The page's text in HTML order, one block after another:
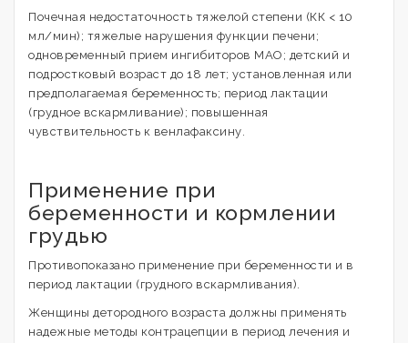
Почечная недостаточность тяжелой степени (КК < 10
мл/мин); тяжелые нарушения функции печени;
одновременный прием ингибиторов МАО; детский и
подростковый возраст до 18 лет; установленная или
предполагаемая беременность; период лактации
(грудное вскармливание); повышенная
чувствительность к венлафаксину.
Применение при
беременности и кормлении
грудью
Противопоказано применение при беременности и в
период лактации (грудного вскармливания).
Женщины детородного возраста должны применять
надежные методы контрацепции в период лечения и